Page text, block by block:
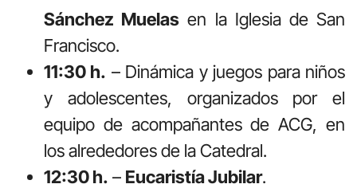
Sánchez Muelas en la Iglesia de San
Francisco.
11:30 h. – Dinámica y juegos para niños
y adolescentes, organizados por el
equipo de acompañantes de ACG, en
los alrededores de la Catedral.
12:30 h. – Eucaristía Jubilar.